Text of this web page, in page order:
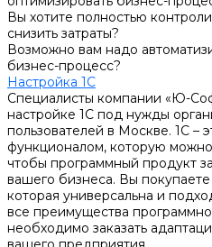
Вы хотите полностью
снизить затраты?
Возможно вам надо
бизнес-процесс?
Настройка 1С
Специалисты компании «Ю-
настройке 1С под нужды
пользователей в Москве. 1С
функционалом, которую
чтобы программный продукт
вашего бизнеса. Вы
которая универсальна и
все преимущества
необходимо заказать